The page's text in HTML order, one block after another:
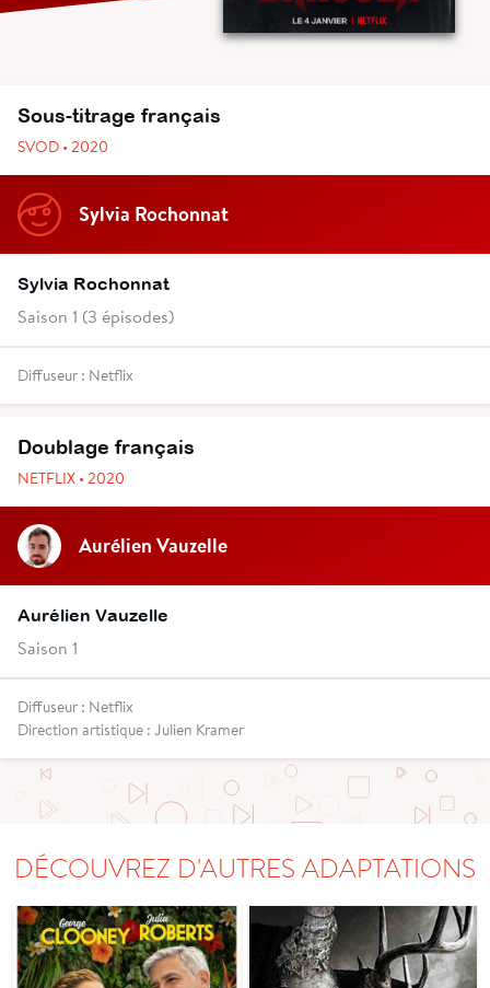
Sous-titrage français
SVOD • 2020
Sylvia Rochonnat
Sylvia Rochonnat
Saison 1 (3 épisodes)
Diffuseur : Netflix
Doublage français
NETFLIX • 2020
Aurélien Vauzelle
Aurélien Vauzelle
Saison 1
Diffuseur : Netflix
Direction artistique : Julien Kramer
DÉCOUVREZ D'AUTRES ADAPTATIONS